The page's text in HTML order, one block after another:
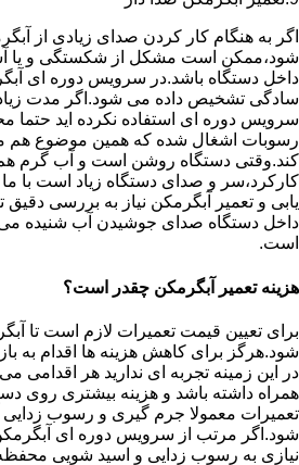
اگر به هنگام کار کردن صدای زیادی از
شود،ممکن است مشکل از شکستگی و یا
داخل دستگاه باشد.در سرویس دوره ای
سادگی تشخیص داده می شود.اگر مدت
سرویس دوره ای استفاده نکرده اید حتما
رسوبات اشغال شده که همین موضوع هم
کند.وقتی دستگاه روشن است و آب گرم هم
کارکرد،سر و صدای دستگاه زیاد است با
یابی و تعمیر آبگرمکن نیاز به بررسی
داخل دستگاه صدای جوشیدن آب شنیده
است.
هزینه تعمیر آبگرمکن چقدر است؟
برای تعیین قیمت تعمیرات لازم است تا
شود.هرگز برای کاهش هزینه ها اقدام به
در این زمینه تجربه ای ندارید هر اقدامی
همراه داشته باشد و هزینه بیشتری روی
تعمیرات معمولا جرم گیری و رسوب
شود.اگر مرتب از سرویس دوره ای آبگرمکن
نیازی به رسوب زدایی و اسید شویی